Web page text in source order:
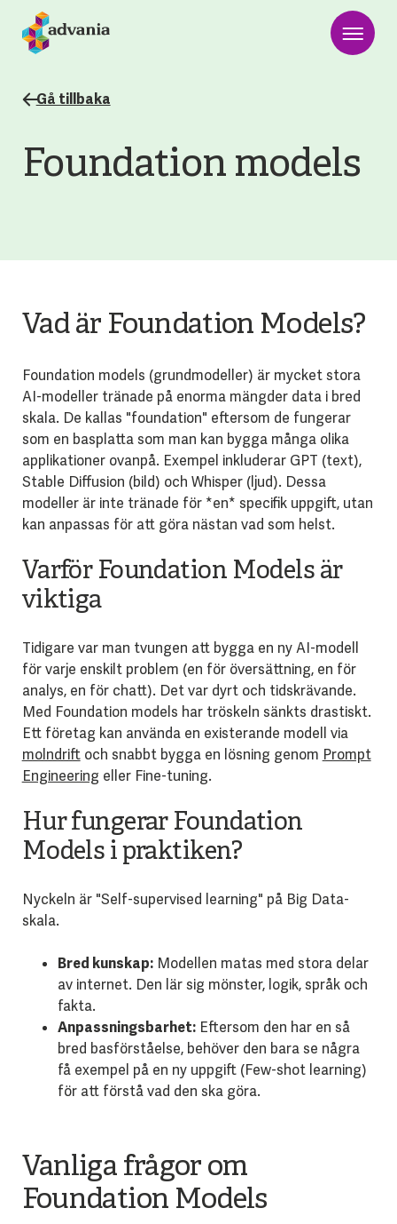
Gå tillbaka
Foundation models
Vad är Foundation Models?
Foundation models (grundmodeller) är mycket stora
AI-modeller tränade på enorma mängder data i bred
skala. De kallas "foundation" eftersom de fungerar
som en basplatta som man kan bygga många olika
applikationer ovanpå. Exempel inkluderar GPT (text),
Stable Diffusion (bild) och Whisper (ljud). Dessa
modeller är inte tränade för *en* specifik uppgift, utan
kan anpassas för att göra nästan vad som helst.
Varför Foundation Models är
viktiga
Tidigare var man tvungen att bygga en ny AI-modell
för varje enskilt problem (en för översättning, en för
analys, en för chatt). Det var dyrt och tidskrävande.
Med Foundation models har tröskeln sänkts drastiskt.
Ett företag kan använda en existerande modell via
molndriftoch snabbt bygga en lösning genom Prompt
Engineering eller Fine-tuning.
Hur fungerar Foundation
Models i praktiken?
Nyckeln är "Self-supervised learning" på Big Data-
skala.
Bred kunskap:Modellen matas med stora delar
av internet. Den lär sig mönster, logik, språk och
fakta.
Anpassningsbarhet:Eftersom den har en så
bred basförståelse, behöver den bara se några
få exempel på en ny uppgift (Few-shot learning)
för att förstå vad den ska göra.
Vanliga frågor om
Foundation Models